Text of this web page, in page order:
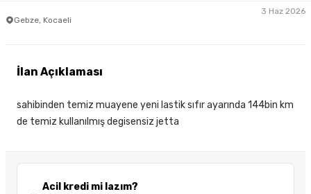
Gebze, Kocaeli
3 Haz 2026
Acil kredi mi lazım?
İlan Açıklaması
sahibinden temiz muayene yeni lastik sıfır ayarında 144bin km
de temiz kullanılmış degisensiz jetta